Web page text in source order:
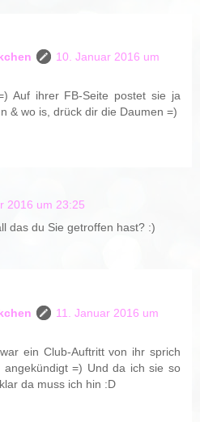
10. Januar 2016 um
Auf ihrer FB-Seite postet sie ja
& wo is, drück dir die Daumen =)
2016 um 23:25
das du Sie getroffen hast? :)
11. Januar 2016 um
ein Club-Auftritt von ihr sprich
angekündigt =) Und da ich sie so
da muss ich hin :D